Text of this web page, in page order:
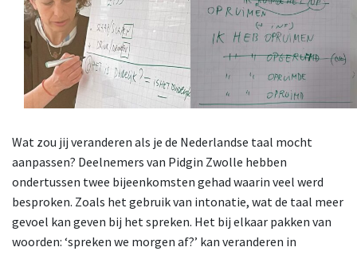
Wat zou jij veranderen als je de Nederlandse taal mocht
aanpassen? Deelnemers van Pidgin Zwolle hebben
ondertussen twee bijeenkomsten gehad waarin veel werd
besproken. Zoals het gebruik van intonatie, wat de taal meer
gevoel kan geven bij het spreken. Het bij elkaar pakken van
woorden: ‘spreken we morgen af?’ kan veranderen in